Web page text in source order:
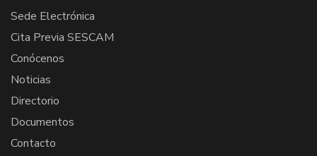
Sede Electrónica
Cita Previa SESCAM
Conócenos
Noticias
Directorio
Documentos
Contacto